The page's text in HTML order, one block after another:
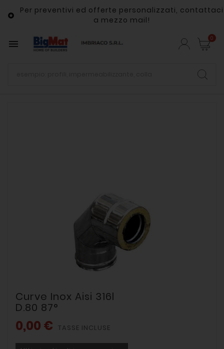

Per preventivi ed offerte personalizzati, contattaci
a mezzo mail!
 0
Curve Inox Aisi 316l
D.80 87°
0,00 € TASSE INCLUSE